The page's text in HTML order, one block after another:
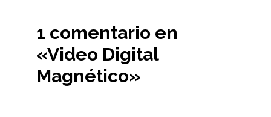
1 comentario en
«Video Digital
Magnético»